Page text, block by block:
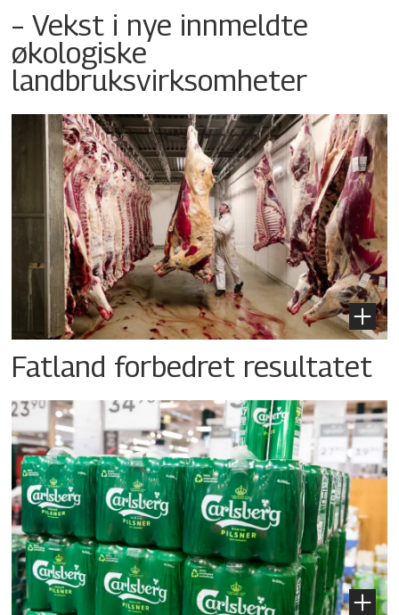
– Vekst i nye innmeldte
økologiske
landbruksvirksomheter
Fatland forbedret resultatet